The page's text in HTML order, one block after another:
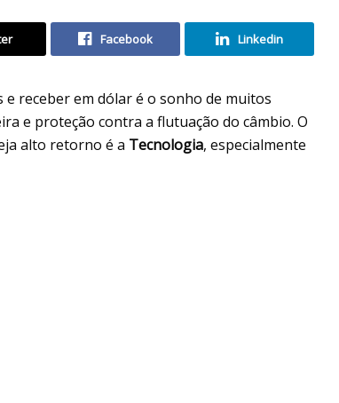
Facebook Linkedin
receber em dólar é o sonho de muitos
e proteção contra a flutuação do câmbio. O
alto retorno é a Tecnologia, especialmente